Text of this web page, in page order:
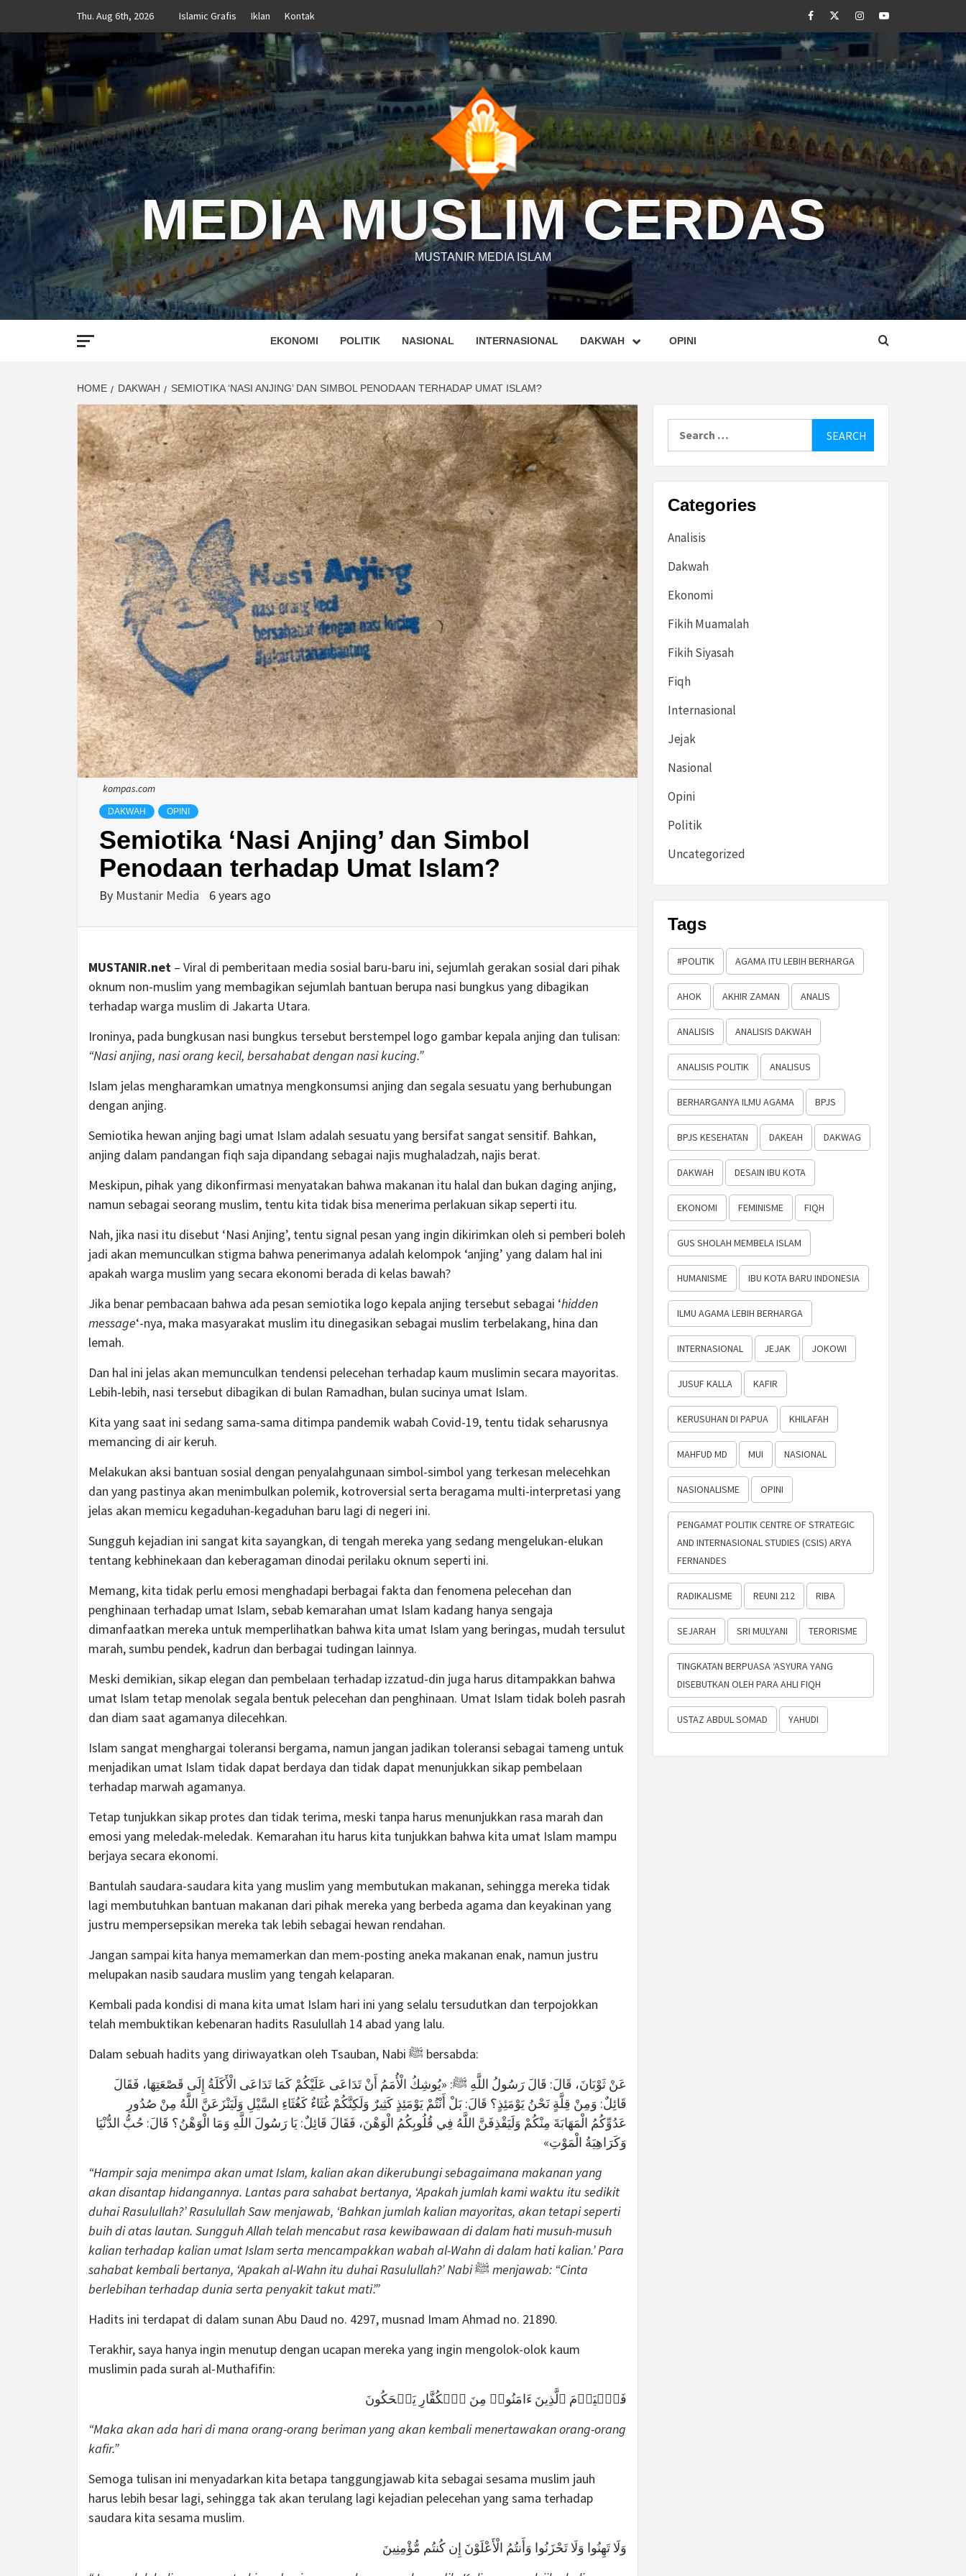
Thu. Aug 6th, 2026 Islamic Grafis Iklan Kontak FacebookTwitterInstagram
Youtube
MEDIA MUSLIM CERDAS
MUSTANIR MEDIA ISLAM
EKONOMI POLITIK NASIONAL INTERNASIONAL DAKWAH OPINI
HOME DAKWAH SEMIOTIKA ‘NASI ANJING’ DAN SIMBOL PENODAAN TERHADAP UMAT ISLAM?
kompas.com
DAKWAH OPINI
Semiotika ‘Nasi Anjing’ dan Simbol
Penodaan terhadap Umat Islam?
By Mustanir Media 6 years ago
MUSTANIR.net – Viral di pemberitaan media sosial baru-baru ini, sejumlah gerakan sosial dari pihak
oknum non-muslim yang membagikan sejumlah bantuan berupa nasi bungkus yang dibagikan
terhadap warga muslim di Jakarta Utara.
Ironinya, pada bungkusan nasi bungkus tersebut berstempel logo gambar kepala anjing dan tulisan:
“Nasi anjing, nasi orang kecil, bersahabat dengan nasi kucing.”
Islam jelas mengharamkan umatnya mengkonsumsi anjing dan segala sesuatu yang berhubungan
dengan anjing.
Semiotika hewan anjing bagi umat Islam adalah sesuatu yang bersifat sangat sensitif. Bahkan,
anjing dalam pandangan fiqh saja dipandang sebagai najis mughaladzah, najis berat.
Meskipun, pihak yang dikonfirmasi menyatakan bahwa makanan itu halal dan bukan daging anjing,
namun sebagai seorang muslim, tentu kita tidak bisa menerima perlakuan sikap seperti itu.
Nah, jika nasi itu disebut ‘Nasi Anjing’, tentu signal pesan yang ingin dikirimkan oleh si pemberi boleh
jadi akan memunculkan stigma bahwa penerimanya adalah kelompok ‘anjing’ yang dalam hal ini
apakah warga muslim yang secara ekonomi berada di kelas bawah?
Jika benar pembacaan bahwa ada pesan semiotika logo kepala anjing tersebut sebagai ‘hidden
message‘-nya, maka masyarakat muslim itu dinegasikan sebagai muslim terbelakang, hina dan
lemah.
Dan hal ini jelas akan memunculkan tendensi pelecehan terhadap kaum muslimin secara mayoritas.
Lebih-lebih, nasi tersebut dibagikan di bulan Ramadhan, bulan sucinya umat Islam.
Kita yang saat ini sedang sama-sama ditimpa pandemik wabah Covid-19, tentu tidak seharusnya
memancing di air keruh.
Melakukan aksi bantuan sosial dengan penyalahgunaan simbol-simbol yang terkesan melecehkan
dan yang pastinya akan menimbulkan polemik, kotroversial serta beragama multi-interpretasi yang
jelas akan memicu kegaduhan-kegaduhan baru lagi di negeri ini.
Sungguh kejadian ini sangat kita sayangkan, di tengah mereka yang sedang mengelukan-elukan
tentang kebhinekaan dan keberagaman dinodai perilaku oknum seperti ini.
Memang, kita tidak perlu emosi menghadapi berbagai fakta dan fenomena pelecehan dan
penghinaan terhadap umat Islam, sebab kemarahan umat Islam kadang hanya sengaja
dimanfaatkan mereka untuk memperlihatkan bahwa kita umat Islam yang beringas, mudah tersulut
marah, sumbu pendek, kadrun dan berbagai tudingan lainnya.
Meski demikian, sikap elegan dan pembelaan terhadap izzatud-din juga harus ditampakkan bahwa
umat Islam tetap menolak segala bentuk pelecehan dan penghinaan. Umat Islam tidak boleh pasrah
dan diam saat agamanya dilecehkan.
Islam sangat menghargai toleransi bergama, namun jangan jadikan toleransi sebagai tameng untuk
menjadikan umat Islam tidak dapat berdaya dan tidak dapat menunjukkan sikap pembelaan
terhadap marwah agamanya.
Tetap tunjukkan sikap protes dan tidak terima, meski tanpa harus menunjukkan rasa marah dan
emosi yang meledak-meledak. Kemarahan itu harus kita tunjukkan bahwa kita umat Islam mampu
berjaya secara ekonomi.
Bantulah saudara-saudara kita yang muslim yang membutukan makanan, sehingga mereka tidak
lagi membutuhkan bantuan makanan dari pihak mereka yang berbeda agama dan keyakinan yang
justru mempersepsikan mereka tak lebih sebagai hewan rendahan.
Jangan sampai kita hanya memamerkan dan mem-posting aneka makanan enak, namun justru
melupakan nasib saudara muslim yang tengah kelaparan.
Kembali pada kondisi di mana kita umat Islam hari ini yang selalu tersudutkan dan terpojokkan
telah membuktikan kebenaran hadits Rasulullah 14 abad yang lalu.
Dalam sebuah hadits yang diriwayatkan oleh Tsauban, Nabi ﷺ bersabda:
عَنْ ثَوْبَانَ، قَالَ: قَالَ رَسُولُ اللَّهِ ﷺ: «يُوشِكُ الْأُمَمُ أَنْ تَدَاعَى عَلَيْكُمْ كَمَا تَدَاعَى الْأَكَلَةُ إِلَى قَصْعَتِهَا، فَقَالَ
قَائِلٌ: وَمِنْ قِلَّةٍ نَحْنُ يَوْمَئِذٍ؟ قَالَ: بَلْ أَنْتُمْ يَوْمَئِذٍ كَثِيرٌ وَلَكِنَّكُمْ غُثَاءٌ كَغُثَاءِ السَّيْلِ وَلَيَنْزَعَنَّ اللَّهُ مِنْ صُدُورِ
عَدُوِّكُمُ الْمَهَابَةَ مِنْكُمْ وَلَيَقْذِفَنَّ اللَّهُ فِي قُلُوبِكُمُ الْوَهْنَ، فَقَالَ قَائِلٌ: يَا رَسُولَ اللَّهِ وَمَا الْوَهْنُ؟ قَالَ: حُبُّ الدُّنْيَا
وَكَرَاهِيَةُ الْمَوْتِ»
“Hampir saja menimpa akan umat Islam, kalian akan dikerubungi sebagaimana makanan yang
akan disantap hidangannya. Lantas para sahabat bertanya, ‘Apakah jumlah kami waktu itu sedikit
duhai Rasulullah?’ Rasulullah Saw menjawab, ‘Bahkan jumlah kalian mayoritas, akan tetapi seperti
buih di atas lautan. Sungguh Allah telah mencabut rasa kewibawaan di dalam hati musuh-musuh
kalian terhadap kalian umat Islam serta mencampakkan wabah al-Wahn di dalam hati kalian.’ Para
sahabat kembali bertanya, ‘Apakah al-Wahn itu duhai Rasulullah?’ Nabi
menjawab: “Cinta
berlebihan terhadap dunia serta penyakit takut mati’.”
Hadits ini terdapat di dalam sunan Abu Daud no. 4297, musnad Imam Ahmad no. 21890.
Terakhir, saya hanya ingin menutup dengan ucapan mereka yang ingin mengolok-olok kaum
muslimin pada surah al-Muthafifin:
فَٱلۡیَوۡمَ ٱلَّذِینَ ءَامَنُوا۟ مِنَ ٱلۡكُفَّارِ یَضۡحَكُونَ
“Maka akan ada hari di mana orang-orang beriman yang akan kembali menertawakan orang-orang
kafir.”
Semoga tulisan ini menyadarkan kita betapa tanggungjawab kita sebagai sesama muslim jauh
harus lebih besar lagi, sehingga tak akan terulang lagi kejadian pelecehan yang sama terhadap
saudara kita sesama muslim.
وَلَا تَهِنُوا وَلَا تَحْزَنُوا وَأَنتُمُ الْأَعْلَوْنَ إِن كُنتُم مُّؤْمِنِينَ
Categories
Analisis
Dakwah
Ekonomi
Fikih Muamalah
Fikih Siyasah
Fiqh
Internasional
Jejak
Nasional
Opini
Politik
Uncategorized
Tags
#POLITIK AGAMA ITU LEBIH BERHARGA
AHOK AKHIR ZAMAN ANALIS
ANALISIS ANALISIS DAKWAH
ANALISIS POLITIK ANALISUS
BERHARGANYA ILMU AGAMA BPJS
BPJS KESEHATAN DAKEAH DAKWAG
DAKWAH DESAIN IBU KOTA
EKONOMI FEMINISME FIQH
GUS SHOLAH MEMBELA ISLAM
HUMANISME IBU KOTA BARU INDONESIA
ILMU AGAMA LEBIH BERHARGA
INTERNASIONAL JEJAK JOKOWI
JUSUF KALLA KAFIR
KERUSUHAN DI PAPUA KHILAFAH
MAHFUD MD MUI NASIONAL
NASIONALISME OPINI
PENGAMAT POLITIK CENTRE OF STRATEGIC
AND INTERNASIONAL STUDIES (CSIS) ARYA
FERNANDES
RADIKALISME REUNI 212 RIBA
SEJARAH SRI MULYANI TERORISME
TINGKATAN BERPUASA ‘ASYURA YANG
DISEBUTKAN OLEH PARA AHLI FIQH
USTAZ ABDUL SOMAD YAHUDI